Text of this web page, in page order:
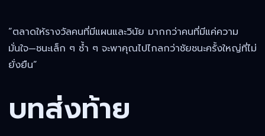
“ตลาดให้รางวัลคนที่มีแผนและวินัย มากกว่าคนที่มีแค่ความ
มั่นใจ—ชนะเล็ก ๆ ซ้ำ ๆ จะพาคุณไปไกลกว่าชัยชนะครั้งใหญ่ที่ไม่
ยั่งยืน”
บทส่งท้าย